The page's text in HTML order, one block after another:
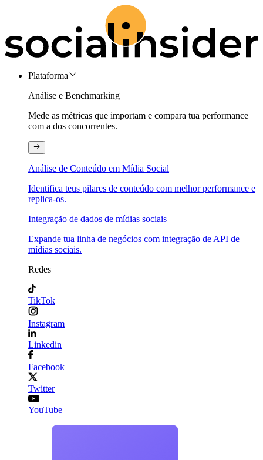
Plataforma
Análise e Benchmarking
Mede as métricas que importam e compara tua performance
com a dos concorrentes.
Análise de Conteúdo em Mídia Social
Identifica teus pilares de conteúdo com melhor performance e
replica-os.
Integração de dados de mídias sociais
Expande tua linha de negócios com integração de API de
mídias sociais.
Redes
TikTok
Instagram
Linkedin
Facebook
Twitter
YouTube